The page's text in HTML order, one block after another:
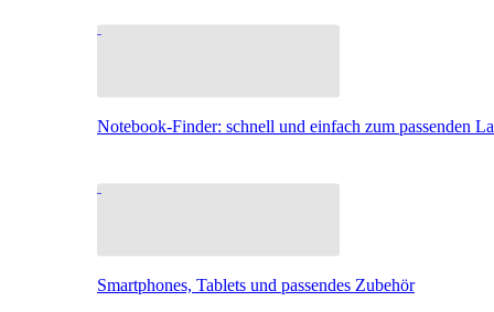
Notebook-Finder: schnell und einfach zum passenden
Smartphones, Tablets und passendes Zubehör